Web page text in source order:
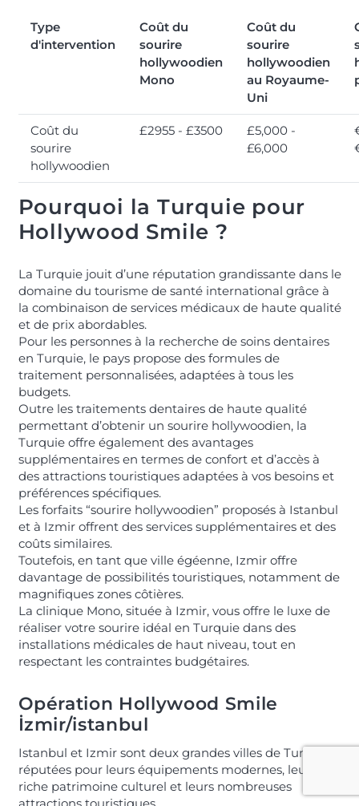
Type
d'intervention
Coût du
sourire
hollywoodien
Mono
Coût du
sourire
hollywoodien
au Royaume-
Uni
Coût du
sourire
hollywoodien
£2955 - £3500
£5,000 -
£6,000
Pourquoi la Turquie pour
Hollywood Smile ?
La Turquie jouit d’une réputation grandissante dans le
domaine du tourisme de santé international grâce à
la combinaison de services médicaux de haute qualité
et de prix abordables.
Pour les personnes à la recherche de soins dentaires
en Turquie, le pays propose des formules de
traitement personnalisées, adaptées à tous les
budgets.
Outre les traitements dentaires de haute qualité
permettant d’obtenir un sourire hollywoodien, la
Turquie offre également des avantages
supplémentaires en termes de confort et d’accès à
des attractions touristiques adaptées à vos besoins et
préférences spécifiques.
Les forfaits “sourire hollywoodien” proposés à Istanbul
et à Izmir offrent des services supplémentaires et des
coûts similaires.
Toutefois, en tant que ville égéenne, Izmir offre
davantage de possibilités touristiques, notamment de
magnifiques zones côtières.
La clinique Mono, située à Izmir, vous offre le luxe de
réaliser votre sourire idéal en Turquie dans des
installations médicales de haut niveau, tout en
respectant les contraintes budgétaires.
Opération Hollywood Smile
İzmir/istanbul
Istanbul et Izmir sont deux grandes villes de Turquie,
réputées pour leurs équipements modernes, leur
riche patrimoine culturel et leurs nombreuses